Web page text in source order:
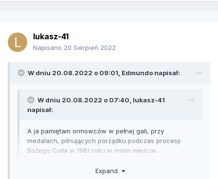
lukasz-41
Napisano 20 Sierpień 2022
W dniu 20.08.2022 o 09:01, Edmundo napisał:
W dniu 20.08.2022 o 07:40, lukasz-41
napisał:
A ja pamiętam ormowców w pełnej gali, przy
medalach, pilnujących porządku podczas procesji
Bożego Ciała w 1981 roku w moim mieście.
Zapewne byli oddelegowani służbowo
Expand